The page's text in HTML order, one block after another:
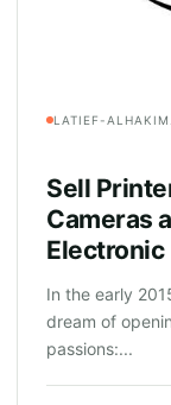
LATIEF-
Sell
Cameras
Electronic
In the early
dream of
passions:...